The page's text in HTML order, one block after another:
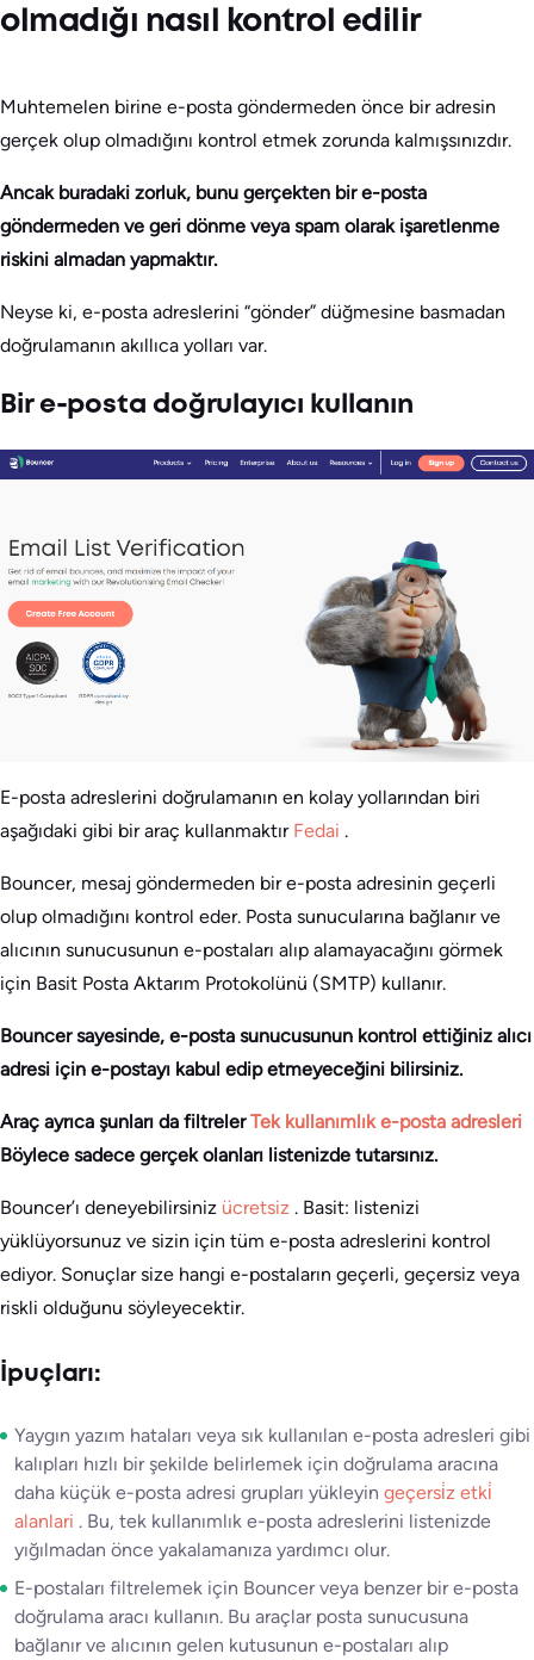
olmadığı nasıl kontrol edilir
Muhtemelen birine e-posta göndermeden önce bir adresin
gerçek olup olmadığını kontrol etmek zorunda kalmışsınızdır.
Ancak buradaki zorluk, bunu gerçekten bir e-posta
göndermeden ve geri dönme veya spam olarak işaretlenme
riskini almadan yapmaktır.
Neyse ki, e-posta adreslerini “gönder” düğmesine basmadan
doğrulamanın akıllıca yolları var.
Bir e-posta doğrulayıcı kullanın
E-posta adreslerini doğrulamanın en kolay yollarından biri
aşağıdaki gibi bir araç kullanmaktır Fedai .
Bouncer, mesaj göndermeden bir e-posta adresinin geçerli
olup olmadığını kontrol eder. Posta sunucularına bağlanır ve
alıcının sunucusunun e-postaları alıp alamayacağını görmek
için Basit Posta Aktarım Protokolünü (SMTP) kullanır.
Bouncer sayesinde, e-posta sunucusunun kontrol ettiğiniz alıcı
adresi için e-postayı kabul edip etmeyeceğini bilirsiniz.
Araç ayrıca şunları da filtrelerTek kullanımlık e-posta adresleri
Böylece sadece gerçek olanları listenizde tutarsınız.
Bouncer’ı deneyebilirsiniz ücretsiz . Basit: listenizi
yüklüyorsunuz ve sizin için tüm e-posta adreslerini kontrol
ediyor. Sonuçlar size hangi e-postaların geçerli, geçersiz veya
riskli olduğunu söyleyecektir.
İpuçları:
Yaygın yazım hataları veya sık kullanılan e-posta adresleri gibi
kalıpları hızlı bir şekilde belirlemek için doğrulama aracına
daha küçük e-posta adresi grupları yükleyin geçersi̇z etki̇
alanlari . Bu, tek kullanımlık e-posta adreslerini listenizde
yığılmadan önce yakalamanıza yardımcı olur.
E-postaları filtrelemek için Bouncer veya benzer bir e-posta
doğrulama aracı kullanın. Bu araçlar posta sunucusuna
bağlanır ve alıcının gelen kutusunun e-postaları alıp